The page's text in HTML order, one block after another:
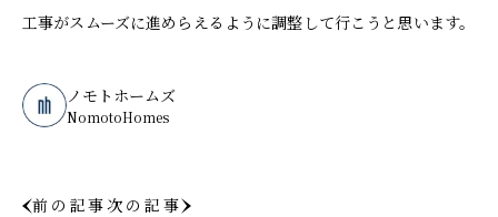
工事がスムーズに進めらえるように調整して行こうと思います。
ノモトホームズ
NomotoHomes
前の記事次の記事